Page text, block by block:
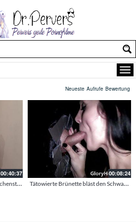
Neueste Aufrufe Bewertung
00:40:37
Schlanke Brünette in der hündchenstellung gefickt
00:08:24
Tätowierte Brünette bläst den Schwanz am Gloryhole